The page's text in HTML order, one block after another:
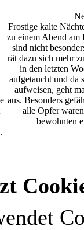
Frostige kalte
zu einem Abend
sind nicht
rät dazu sich mehr
in den letzten
aufgetaucht und da
aufweisen, geht
aus. Besonders
alle Opfer
bewohnten